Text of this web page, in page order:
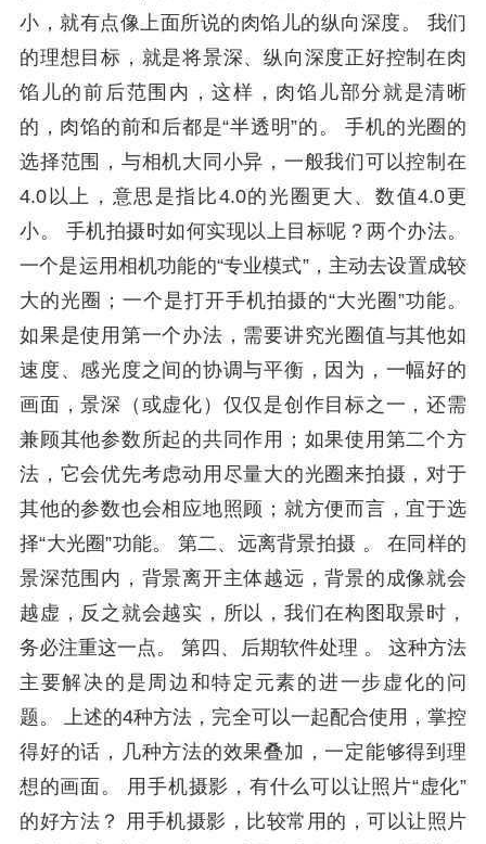
小，就有点像上面所说的肉馅儿的纵向深度。 我们
的理想目标，就是将景深、纵向深度正好控制在肉
馅儿的前后范围内，这样，肉馅儿部分就是清晰
的，肉馅的前和后都是“半透明”的。 手机的光圈的
选择范围，与相机大同小异，一般我们可以控制在
4.0以上，意思是指比4.0的光圈更大、数值4.0更
小。 手机拍摄时如何实现以上目标呢？两个办法。
一个是运用相机功能的“专业模式”，主动去设置成较
大的光圈；一个是打开手机拍摄的“大光圈”功能。
如果是使用第一个办法，需要讲究光圈值与其他如
速度、感光度之间的协调与平衡，因为，一幅好的
画面，景深（或虚化）仅仅是创作目标之一，还需
兼顾其他参数所起的共同作用；如果使用第二个方
法，它会优先考虑动用尽量大的光圈来拍摄，对于
其他的参数也会相应地照顾；就方便而言，宜于选
择“大光圈”功能。 第二、远离背景拍摄 。 在同样的
景深范围内，背景离开主体越远，背景的成像就会
越虚，反之就会越实，所以，我们在构图取景时，
务必注重这一点。 第四、后期软件处理 。 这种方法
主要解决的是周边和特定元素的进一步虚化的问
题。 上述的4种方法，完全可以一起配合使用，掌控
得好的话，几种方法的效果叠加，一定能够得到理
想的画面。 用手机摄影，有什么可以让照片“虚化”
的好方法？ 用手机摄影，比较常用的，可以让照片